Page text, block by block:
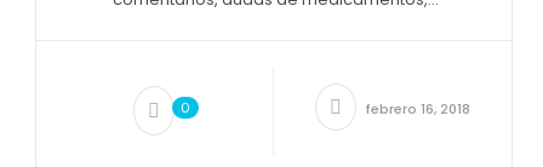
0 febrero 16, 2018